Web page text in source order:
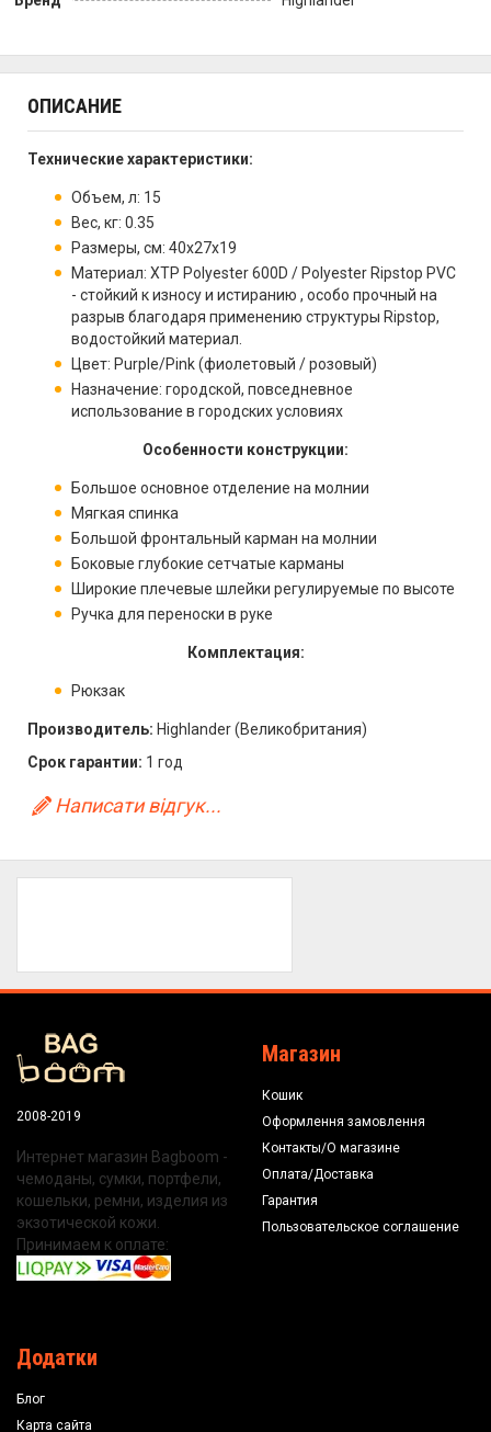
ОПИСАНИЕ
Технические характеристики:
Объем, л: 15
Вес, кг: 0.35
Размеры, см: 40х27х19
Материал: XTP Polyester 600D / Polyester Ripstop PVC
- стойкий к износу и истиранию , особо прочный на
разрыв благодаря применению структуры Ripstop,
водостойкий материал.
Цвет: Purple/Pink (фиолетовый / розовый)
Назначение: городской, повседневное
использование в городских условиях
Особенности конструкции:
Большое основное отделение на молнии
Мягкая спинка
Большой фронтальный карман на молнии
Боковые глубокие сетчатые карманы
Широкие плечевые шлейки регулируемые по высоте
Ручка для переноски в руке
Комплектация:
Рюкзак
Производитель: Highlander (Великобритания)
Срок гарантии: 1 год
Написати відгук...
2008-2019
Интернет магазин Bagboom -
чемоданы, сумки, портфели,
кошельки, ремни, изделия из
экзотической кожи.
Принимаем к оплате:
Магазин
Кошик
Оформлення замовлення
Контакты/О магазине
Оплата/Доставка
Гарантия
Пользовательское соглашение
Додатки
Блог
Карта сайта